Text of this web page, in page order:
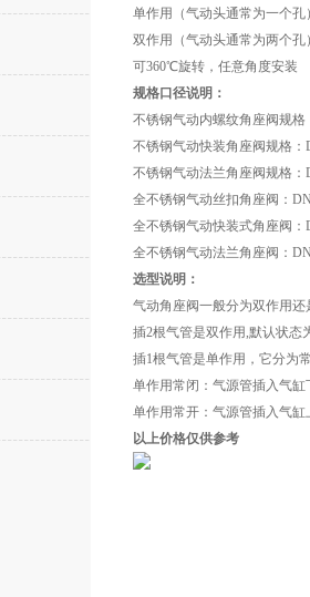
单作用（气动头通常为一个
双作用（气动头通常为两个孔
可360℃旋转，任意角度安装
规格口径说明：
不锈钢气动内螺纹角座阀规格
不锈钢气动快装角座阀规格：
不锈钢气动法兰角座阀规格：
全不锈钢气动丝扣角座阀：
全不锈钢气动快装式角座阀：
全不锈钢气动法兰角座阀：
选型说明：
气动角座阀一般分为双作用
插2根气管是双作用,默认状态
插1根气管是单作用，它分为
单作用常闭：气源管插入气
单作用常开：气源管插入气
以上价格仅供参考